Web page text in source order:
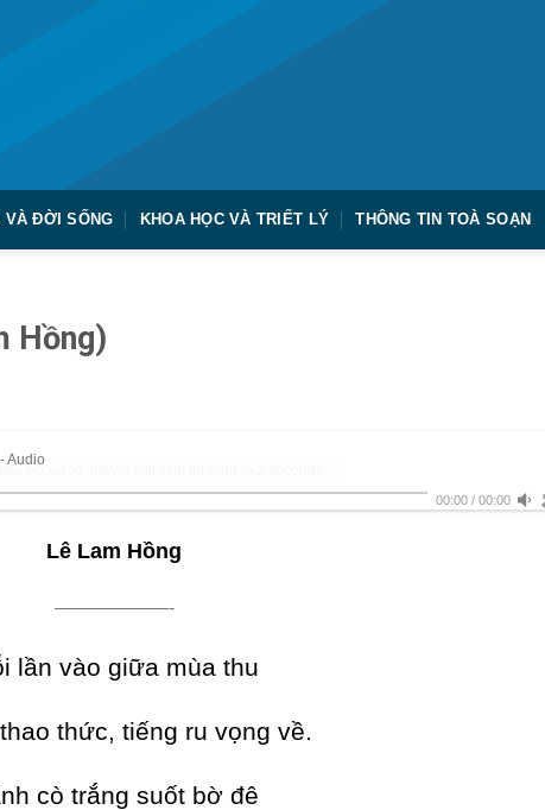
VÀ ĐỜI SỐNG KHOA HỌC VÀ TRIẾT LÝ THÔNG TIN TOÀ SOẠN
Hồng)
- Audio
00:00/ 00:00
occurred, player will skip forward in 2 seconds.
Lê Lam Hồng
——————-
lần vào giữa mùa thu
thức, tiếng ru vọng về.
cò trắng suốt bờ đê